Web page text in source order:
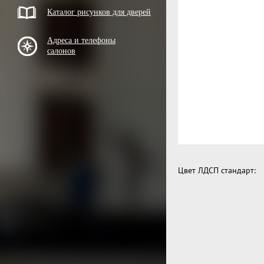
Каталог рисунков для дверей
Адреса и телефоны
салонов
Цвет ЛДСП стандарт: